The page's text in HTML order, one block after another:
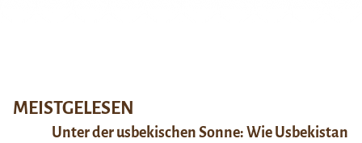
MEISTGELESEN
Unter der usbekischen Sonne: Wie Usbekistan